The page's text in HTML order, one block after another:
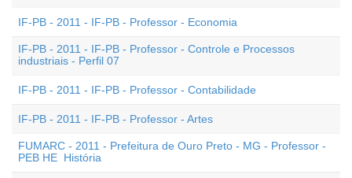
IF-PB - 2011 - IF-PB - Professor - Economia
IF-PB - 2011 - IF-PB - Professor - Controle e Processos
industriais - Perfil 07
IF-PB - 2011 - IF-PB - Professor - Contabilidade
IF-PB - 2011 - IF-PB - Professor - Artes
FUMARC - 2011 - Prefeitura de Ouro Preto - MG - Professor -
PEB HE  História